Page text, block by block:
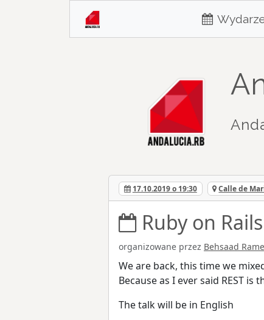
17.10.2019 o 19:30 Calle de
Ruby on
organizowane przez Behsaad
We are back, this time we
Because as I ever said REST is
The talk will be in English